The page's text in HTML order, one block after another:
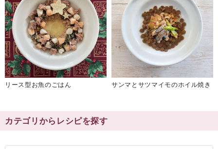
リース型お魚のごはん サンマとサツマイモのホイル焼き
カテゴリからレシピを探す